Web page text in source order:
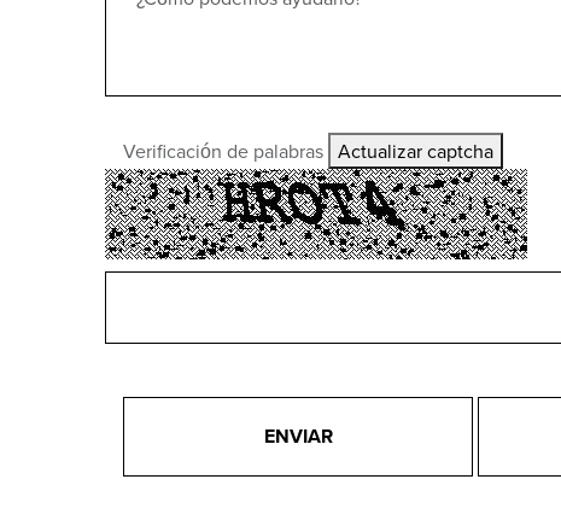
Verificación de palabras Actualizar captcha
ENVIAR